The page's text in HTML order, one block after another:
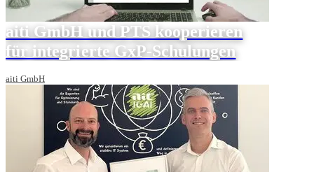
aiti GmbH und PTS kooperieren
für integrierte GxP-Schulungen
aiti GmbH